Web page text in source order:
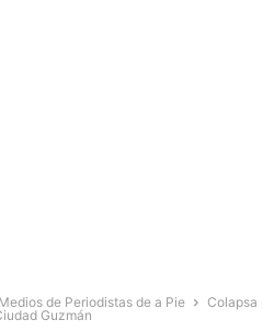
de Periodistas de a Pie
Colapsa
Guzmán